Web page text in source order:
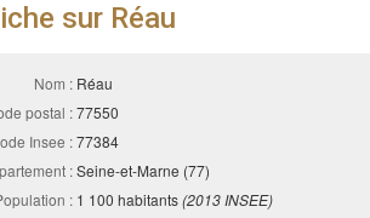
sur Réau
Nom : Réau
postal :77550
Insee :77384
:Seine-et-Marne (77)
: 1 100 habitants(2013 INSEE)